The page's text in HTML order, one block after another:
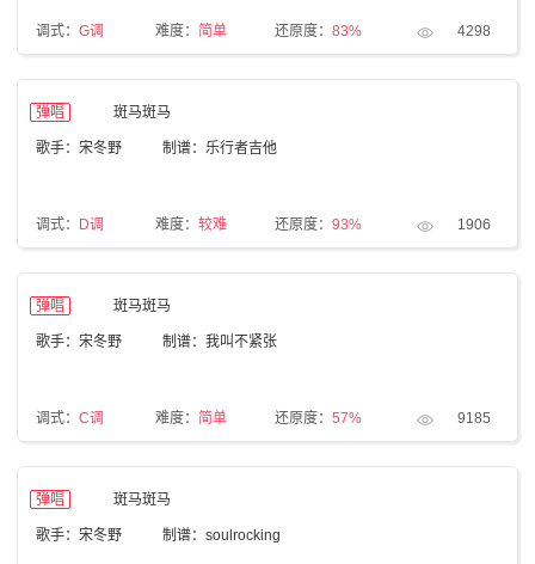
调式： G调 难度： 简单 还原度： 83% 4298
弹唱 斑马斑马
歌手：宋冬野 制谱：乐行者吉他
调式： D调 难度： 较难 还原度： 93% 1906
弹唱 斑马斑马
歌手：宋冬野 制谱：我叫不紧张
调式： C调 难度： 简单 还原度： 57% 9185
弹唱 斑马斑马
歌手：宋冬野 制谱：soulrocking